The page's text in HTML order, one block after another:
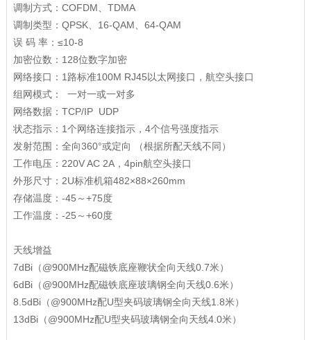
调制方式：COFDM、TDMA
调制类型：QPSK、16-QAM、64-QAM
误 码 率：≤10-8
加密位数：128位数字加密
网络接口：1路标准100M RJ45以太网接口，航空头接口
组网模式： 一对一或一对多
网络数据：TCP/IP UDP
状态指示：1个网络连接指示，4个信号强度指示
发射范围：全向360°或定向 （根据所配天线不同）
工作电压：220V AC 2A，4pin航空头接口
外形尺寸：2U标准机箱482×88×260mm
存储温度：-45～+75度
工作温度：-25～+60度
天线增益
7dBi（@900MHz配磁铁底座鞭状全向天线0.7米）
6dBi（@900MHz配磁铁底座玻璃钢全向天线0.6米）
8.5dBi（@900MHz配U型夹码玻璃钢全向天线1.8米）
13dBi（@900MHz配U型夹码玻璃钢全向天线4.0米）